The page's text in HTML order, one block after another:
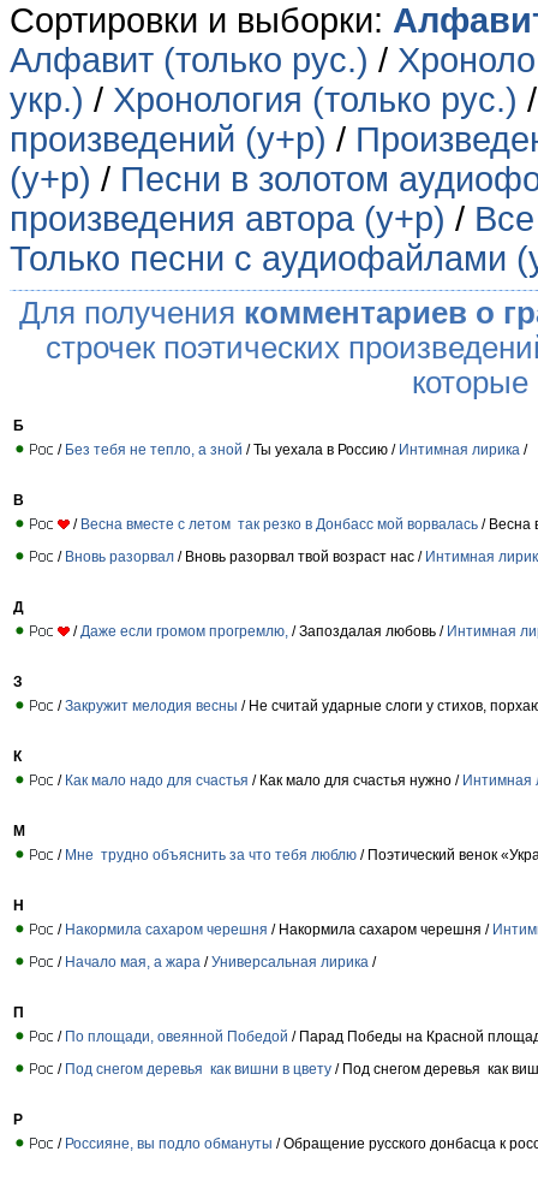
Сортировки и выборки:
Алфавит (только рус.) /
укр.) / Хронология (только рус.)
произведений (у+р) /
(у+р) / Песни в золотом
произведения автора (у+р) /
Только песни с аудиофайлами
Для получения комментариев о
строчек поэтических
Б
/ Без тебя не тепло, а зной / Ты уехала в Россию / Интимная лирика /
В
/ Весна вместе с летом так резко в Донбасс мой ворвалась / Весна
/ Вновь разорвал / Вновь разорвал твой возраст нас / Интимная
Д
/ Даже если громом прогремлю, / Запоздалая любовь / Интимная
З
/Закружит мелодия весны / Не считай ударные слоги у стихов,
К
/ Как мало надо для счастья / Как мало для счастья нужно / Интимная
М
/ Мне трудно объяснить за что тебя люблю / Поэтический венок
Н
/ Накормила сахаром черешня / Накормила сахаром черешня /
/ Начало мая, а жара /Универсальная лирика /
П
/ По площади, овеянной Победой / Парад Победы на Красной
/ Под снегом деревья как вишни в цвету / Под снегом деревья как
Р
/ Россияне, вы подло обмануты / Обращение русского донбасца к